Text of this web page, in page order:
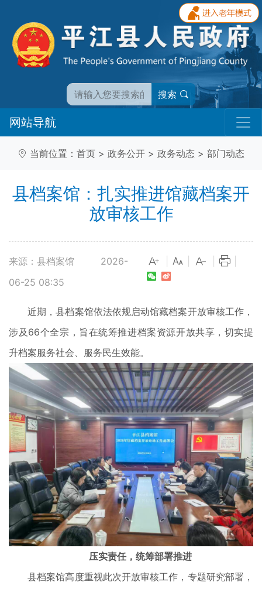
搜索
网站导航
当前位置： 首页 > 政务公开 > 政务动态 > 部门动态
县档案馆：扎实推进馆藏档案开
放审核工作
来源：县档案馆
2026-
06-25 08:35
近期，县档案馆依法依规启动馆藏档案开放审核工作，
涉及66个全宗，旨在统筹推进档案资源开放共享，切实提
升档案服务社会、服务民生效能。
压实责任，统筹部署推进
县档案馆高度重视此次开放审核工作，专题研究部署，